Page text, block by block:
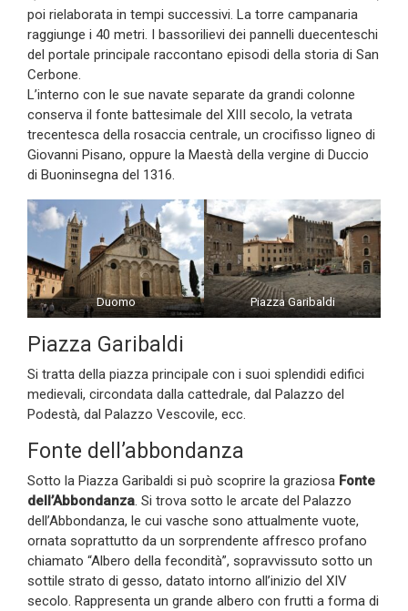
poi rielaborata in tempi successivi. La torre campanaria
raggiunge i 40 metri. I bassorilievi dei pannelli duecenteschi
del portale principale raccontano episodi della storia di San
Cerbone.
L’interno con le sue navate separate da grandi colonne
conserva il fonte battesimale del XIII secolo, la vetrata
trecentesca della rosaccia centrale, un crocifisso ligneo di
Giovanni Pisano, oppure la Maestà della vergine di Duccio
di Buoninsegna del 1316.
Duomo Piazza Garibaldi
Piazza Garibaldi
Si tratta della piazza principale con i suoi splendidi edifici
medievali, circondata dalla cattedrale, dal Palazzo del
Podestà, dal Palazzo Vescovile, ecc.
Fonte dell’abbondanza
Sotto la Piazza Garibaldi si può scoprire la graziosa Fonte
dell’Abbondanza . Si trova sotto le arcate del Palazzo
dell’Abbondanza, le cui vasche sono attualmente vuote,
ornata soprattutto da un sorprendente affresco profano
chiamato “Albero della fecondità”, sopravvissuto sotto un
sottile strato di gesso, datato intorno all’inizio del XIV
secolo. Rappresenta un grande albero con frutti a forma di